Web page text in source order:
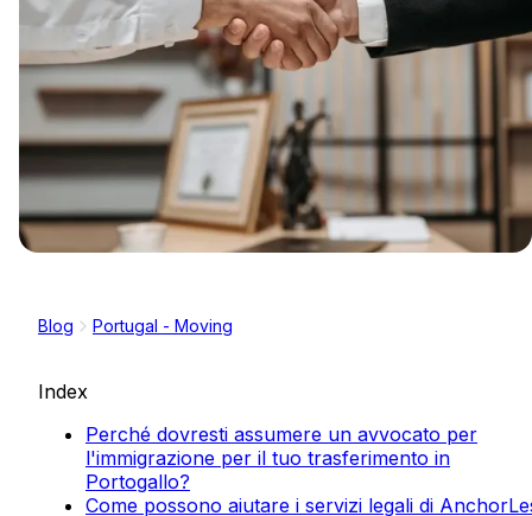
Blog Portugal - Moving
Index
Perché dovresti assumere un avvocato per
l'immigrazione per il tuo trasferimento in
Portogallo?
Come possono aiutare i servizi legali di